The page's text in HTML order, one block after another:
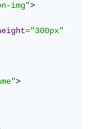
img">
="300px"
>